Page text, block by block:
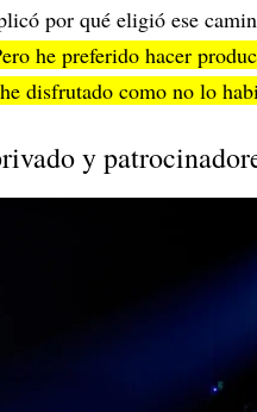
por qué eligió ese
he preferido hacer
disfrutado como no lo
y